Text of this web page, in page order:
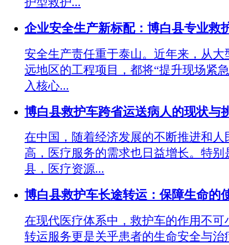
企业安全生产新标配：博白县专业救
安全生产责任重于泰山。近年来，从大
远地区的工程项目，都将“提升现场紧
入核心...
博白县救护车跨省运送病人的现状与
在中国，随着经济发展的不断推进和人
高，医疗服务的需求也日益增长。特
县，医疗资源...
博白县救护车长途转运：保障生命的
在现代医疗体系中，救护车的作用不可
转运服务更是关乎患者的生命安全与治